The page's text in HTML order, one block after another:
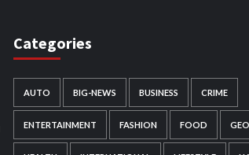
Categories
AUTO BIG-NEWS BUSINESS CRIME
ENTERTAINMENT FASHION FOOD